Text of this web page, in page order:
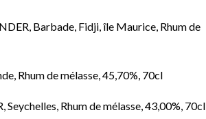
Barbade, Fidji, île Maurice, Rhum de
Rhum de mélasse, 45,70%, 70cl
Rhum de mélasse, 43,00%, 70cl